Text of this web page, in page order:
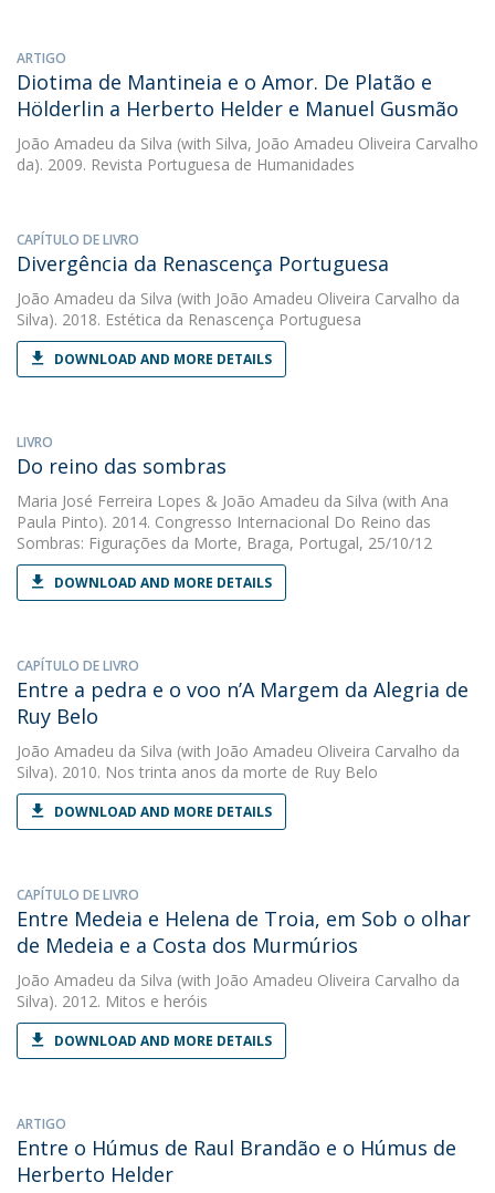
ARTIGO
Diotima de Mantineia e o Amor. De Platão e
Hölderlin a Herberto Helder e Manuel Gusmão
João Amadeu da Silva (with Silva, João Amadeu Oliveira Carvalho
da). 2009. Revista Portuguesa de Humanidades
CAPÍTULO DE LIVRO
Divergência da Renascença Portuguesa
João Amadeu da Silva (with João Amadeu Oliveira Carvalho da
Silva). 2018. Estética da Renascença Portuguesa
DOWNLOAD AND MORE DETAILS
LIVRO
Do reino das sombras
Maria José Ferreira Lopes & João Amadeu da Silva (with Ana
Paula Pinto). 2014. Congresso Internacional Do Reino das
Sombras: Figurações da Morte, Braga, Portugal, 25/10/12
DOWNLOAD AND MORE DETAILS
CAPÍTULO DE LIVRO
Entre a pedra e o voo n’A Margem da Alegria de
Ruy Belo
João Amadeu da Silva (with João Amadeu Oliveira Carvalho da
Silva). 2010. Nos trinta anos da morte de Ruy Belo
DOWNLOAD AND MORE DETAILS
CAPÍTULO DE LIVRO
Entre Medeia e Helena de Troia, em Sob o olhar
de Medeia e a Costa dos Murmúrios
João Amadeu da Silva (with João Amadeu Oliveira Carvalho da
Silva). 2012. Mitos e heróis
DOWNLOAD AND MORE DETAILS
ARTIGO
Entre o Húmus de Raul Brandão e o Húmus de
Herberto Helder